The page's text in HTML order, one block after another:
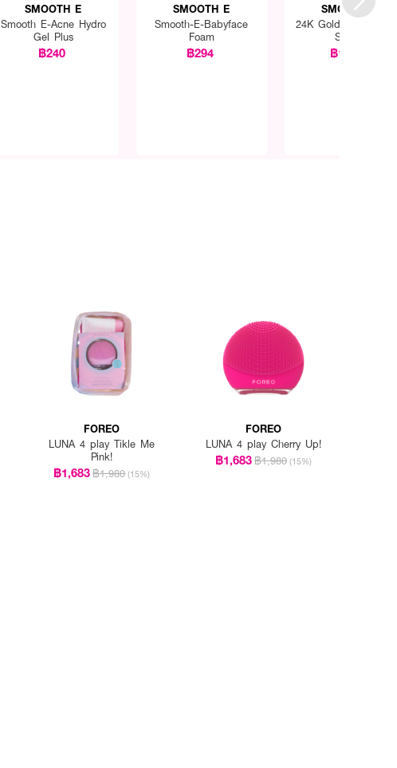
SMOOTH E
Smooth E-Acne Hydro
Gel Plus
฿240
SMOOTH E
Smooth-E-Babyface
Foam
฿294
SMOOTH E
24K Gold Hydro
Serum
฿1,050
FOREO
LUNA 4 play Tikle Me
Pink!
฿1,683฿1,980 (15%)
FOREO
LUNA 4 play Cherry Up!
฿1,683฿1,980 (15%)